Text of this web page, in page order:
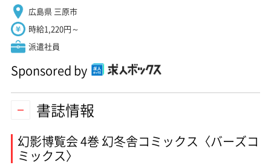
広島県 三原市
時給1,220円～
派遣社員
Sponsored by
書誌情報
幻影博覧会 4巻 幻冬舎コミックス〈バーズコ
ミックス〉